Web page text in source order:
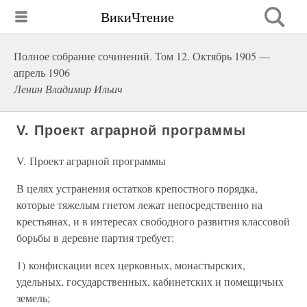
ВикиЧтение
Полное собрание сочинений. Том 12. Октябрь 1905 —
апрель 1906
Ленин Владимир Ильич
V. Проект аграрной программы
V. Проект аграрной программы
В целях устранения остатков крепостного порядка,
которые тяжелым гнетом лежат непосредственно на
крестьянах, и в интересах свободного развития классовой
борьбы в деревне партия требует:
1) конфискации всех церковных, монастырских,
удельных, государственных, кабинетских и помещичьих
земель;